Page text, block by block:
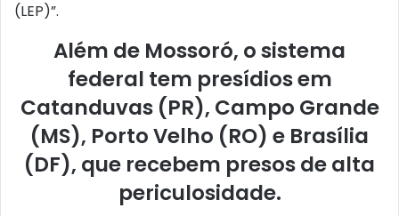
(LEP)”.
Além de Mossoró, o sistema
federal tem presídios em
Catanduvas (PR), Campo Grande
(MS), Porto Velho (RO) e Brasília
(DF), que recebem presos de alta
periculosidade.